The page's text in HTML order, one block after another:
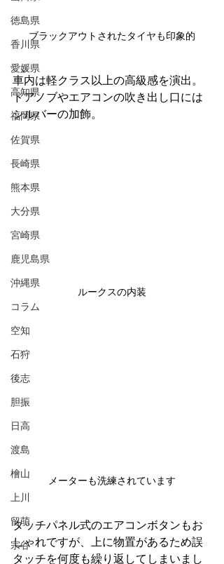
徳島県
香川県
愛媛県
高知県
福岡県
佐賀県
長崎県
熊本県
大分県
宮崎県
鹿児島県
沖縄県
コラム
空知
石狩
後志
胆振
日高
渡島
檜山
上川
留萌
宗谷
ブラックアウトされたタイヤも印象的
車内は軽クラス以上の高級感を演出。
ドアノブやエアコンの吹き出し口には
シルバーの加飾。
ルークスの内装
メーターも洗練されています
タッチパネル式のエアコンボタンもお
しゃれですが、上に物置があるため誤
タッチを何度も繰り返してしまいまし